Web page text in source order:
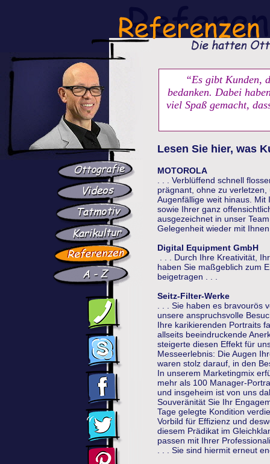
MOTOROLA
. . . Verblüffend schnell
prägnant, ohne zu
Augenfällige weit hinaus.
sowie Ihrer ganz
ausgezeichnet in unser
Gelegenheit wieder mit
Digital Equipment GmbH
. . . Durch Ihre Kreativität,
haben Sie maßgeblich zum
beigetragen . . .
Seitz-Filter-Werke
. . . Sie haben es bravourös
unsere anspruchsvolle
Ihre karikierenden Portraits
allseits beeindruckende
steigerte diesen Effekt für
Messeerlebnis: Die Augen
waren stolz darauf, in den
In unserem Marketingmix
mehr als 100 Manager-
und insgeheim ist von uns
Souveränität Sie Ihr
Tage gelegte Kondition
Vorbild für Effizienz und
diesem Prädikat im
passen mit Ihrer
. . . Sie sind hiermit erneut
Lesen Sie hier, was
“Es gibt Kunden,
bedanken. Dabei
viel Spaß gemacht,